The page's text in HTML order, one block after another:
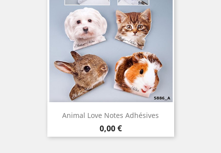
Animal Love Notes Adhésives
Prix
0,00 €